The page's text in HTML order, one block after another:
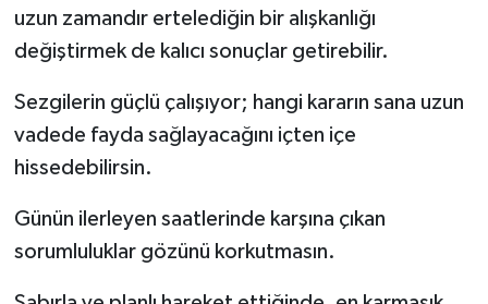
uzun zamandır ertelediğin bir alışkanlığı
değiştirmek de kalıcı sonuçlar getirebilir.
Sezgilerin güçlü çalışıyor; hangi kararın sana uzun
vadede fayda sağlayacağını içten içe
hissedebilirsin.
Günün ilerleyen saatlerinde karşına çıkan
sorumluluklar gözünü korkutmasın.